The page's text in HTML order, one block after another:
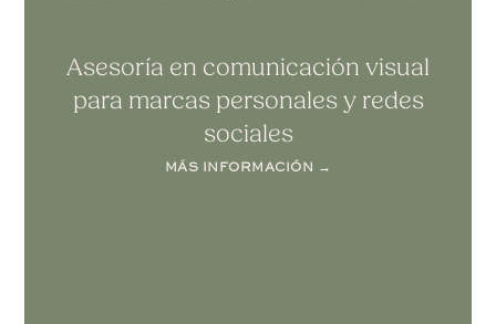
Asesoría en comunicación visual
para marcas personales y redes
sociales
MÁS INFORMACIÓN →